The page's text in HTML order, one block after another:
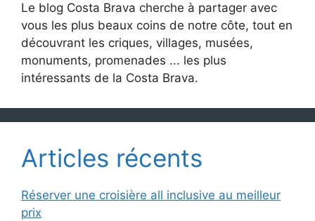
Le blog Costa Brava cherche à partager avec
vous les plus beaux coins de notre côte, tout en
découvrant les criques, villages, musées,
monuments, promenades ... les plus
intéressants de la Costa Brava.
Articles récents
Réserver une croisière all inclusive au meilleur
prix